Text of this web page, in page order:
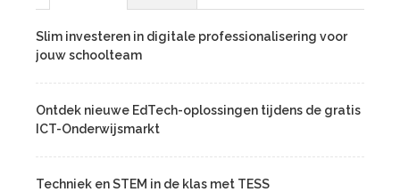
Slim investeren in digitale professionalisering voor
jouw schoolteam
Ontdek nieuwe EdTech-oplossingen tijdens de gratis
ICT-Onderwijsmarkt
Techniek en STEM in de klas met TESS